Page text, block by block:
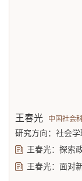
王春光 中国社会
研究方向：社会
王春光：探索
王春光：面对